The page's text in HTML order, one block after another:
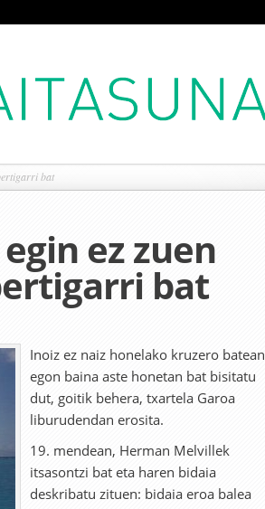
bat
ez zuen
bat
Inoiz ez naiz honelako kruzero batean
egon baina aste honetan bat bisitatu
dut, goitik behera, txartela Garoa
liburudendan erosita.
19. mendean, Herman Melvillek
itsasontzi bat eta haren bidaia
deskribatu zituen: bidaia eroa balea